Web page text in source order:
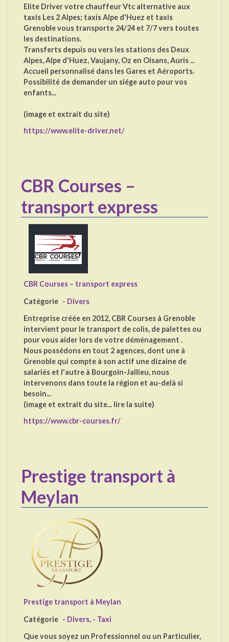
Elite Driver votre chauffeur Vtc alternative aux
taxis Les 2 Alpes; taxis Alpe d'Huez et taxis
Grenoble vous transporte 24/24 et 7/7 vers toutes
les destinations.
Transferts depuis ou vers les stations des Deux
Alpes, Alpe d'Huez, Vaujany, Oz en Oisans, Auris ...
Accueil personnalisé dans les Gares et Aéroports.
Possibilité de demander un siége auto pour vos
enfants...
(image et extrait du site)
https://www.elite-driver.net/
CBR Courses –
transport express
CBR Courses – transport express
Catégorie - Divers
Entreprise créée en 2012, CBR Courses à Grenoble
intervient pour le transport de colis, de palettes ou
pour vous aider lors de votre déménagement .
Nous possédons en tout 2 agences, dont une à
Grenoble qui compte à son actif une dizaine de
salariés et l'autre à Bourgoin-Jallieu, nous
intervenons dans toute la région et au-delà si
besoin...
(image et extrait du site... lire la suite)
https://www.cbr-courses.fr/
Prestige transport à
Meylan
Prestige transport à Meylan
Catégorie - Divers, - Taxi
Que vous soyez un Professionnel ou un Particulier,